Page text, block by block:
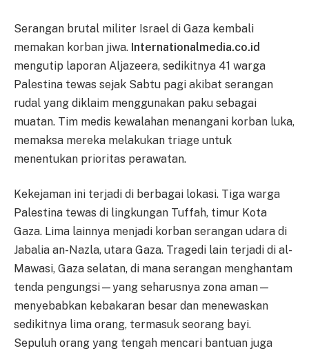
Serangan brutal militer Israel di Gaza kembali
memakan korban jiwa. Internationalmedia.co.id
mengutip laporan Aljazeera, sedikitnya 41 warga
Palestina tewas sejak Sabtu pagi akibat serangan
rudal yang diklaim menggunakan paku sebagai
muatan. Tim medis kewalahan menangani korban luka,
memaksa mereka melakukan triage untuk
menentukan prioritas perawatan.
Kekejaman ini terjadi di berbagai lokasi. Tiga warga
Palestina tewas di lingkungan Tuffah, timur Kota
Gaza. Lima lainnya menjadi korban serangan udara di
Jabalia an-Nazla, utara Gaza. Tragedi lain terjadi di al-
Mawasi, Gaza selatan, di mana serangan menghantam
tenda pengungsi—yang seharusnya zona aman—
menyebabkan kebakaran besar dan menewaskan
sedikitnya lima orang, termasuk seorang bayi.
Sepuluh orang yang tengah mencari bantuan juga